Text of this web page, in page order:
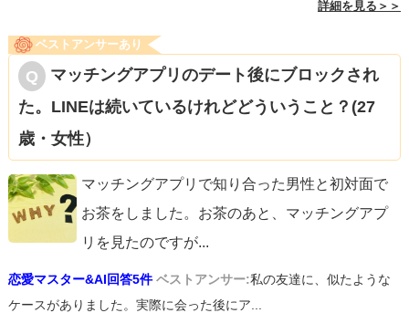
詳細を見る＞＞
ベストアンサーあり
マッチングアプリのデート後にブロックされ
た。LINEは続いているけれどどういうこと？(27
歳・女性）
マッチングアプリで知り合った男性と初対面で
お茶をしました。お茶のあと、マッチングアプ
リを見たのですが...
恋愛マスター&AI回答5件 ベストアンサー:私の友達に、似たような
ケースがありました。実際に会った後にア...